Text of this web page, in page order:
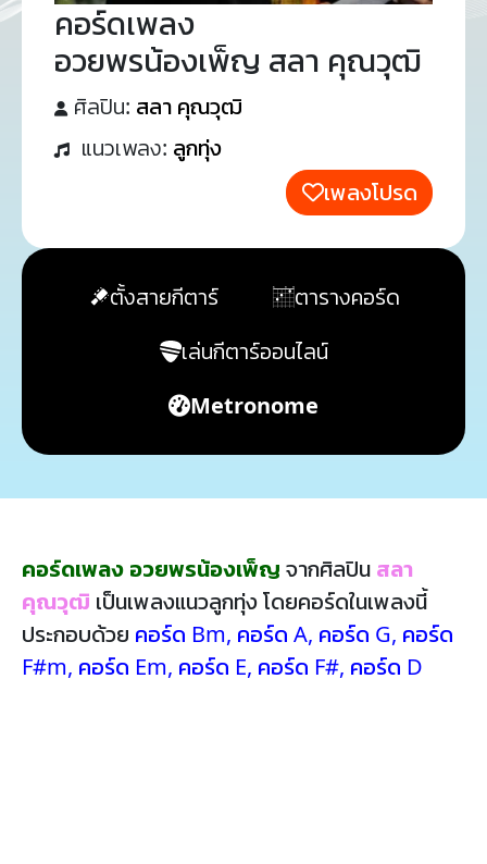
คอร์ดเพลง
อวยพรน้องเพ็ญ สลา คุณวุฒิ
ศิลปิน: สลา คุณวุฒิ
แนวเพลง: ลูกทุ่ง
เพลงโปรด
ตั้งสายกีตาร์
ตารางคอร์ด
เล่นกีตาร์ออนไลน์
Metronome
คอร์ดเพลง อวยพรน้องเพ็ญ จากศิลปิน สลา
คุณวุฒิ เป็นเพลงแนวลูกทุ่ง โดยคอร์ดในเพลงนี้
ประกอบด้วย คอร์ด Bm, คอร์ด A, คอร์ด G, คอร์ด
F#m, คอร์ด Em, คอร์ด E, คอร์ด F#, คอร์ด D